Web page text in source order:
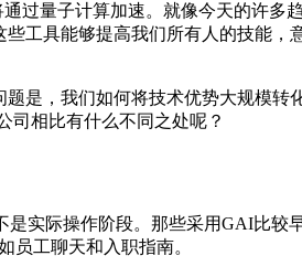
过量子计算加速。就像今天的许多
工具能够提高我们所有人的技能，
是，我们如何将技术优势大规模转
司相比有什么不同之处呢？
实际操作阶段。那些采用GAI比较
员工聊天和入职指南。